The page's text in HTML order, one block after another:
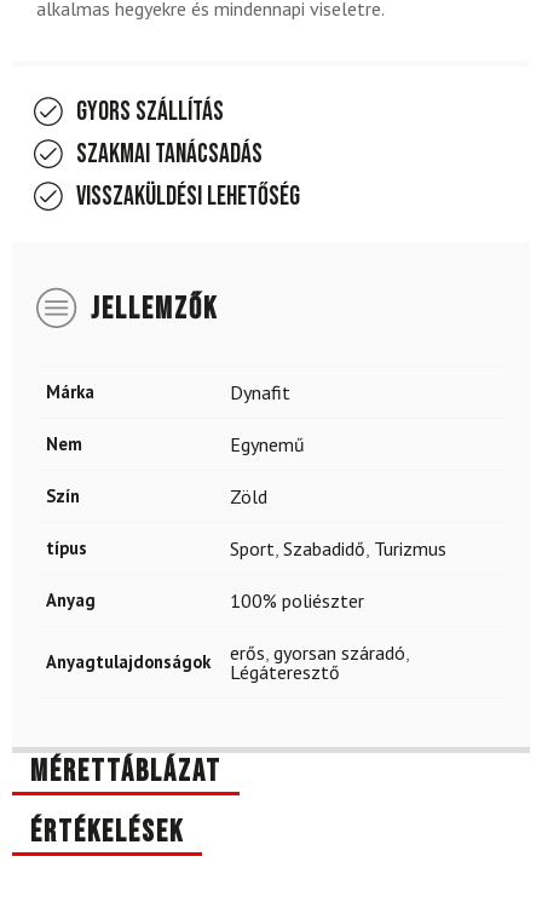
alkalmas hegyekre és mindennapi viseletre.
Gyors szállítás
Szakmai tanácsadás
Visszaküldési lehetőség
JELLEMZŐK
Márka Dynafit
Nem Egynemű
Szín Zöld
típus Sport Szabadidő Turizmus
Anyag 100% poliészter
Anyagtulajdonságok erős gyorsan száradó
Légáteresztő
Mérettáblázat
Értékelések